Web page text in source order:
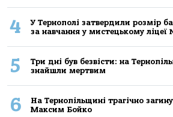
4
У Тернополі затвердили розмір
за навчання у мистецькому ліцеї
5
Три дні був безвісти: на
знайшли мертвим
6
На Тернопільщині трагічно
Максим Бойко